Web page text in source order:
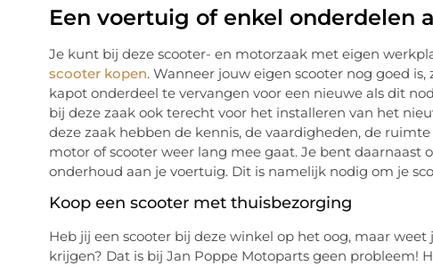
Een voertuig of enkel onderdelen
Je kunt bij deze scooter- en motorzaak met eigen
scooter kopen. Wanneer jouw eigen scooter nog goed
kapot onderdeel te vervangen voor een nieuwe als dit
bij deze zaak ook terecht voor het installeren van het
deze zaak hebben de kennis, de vaardigheden, de
motor of scooter weer lang mee gaat. Je bent
onderhoud aan je voertuig. Dit is namelijk nodig om je
Koop een scooter met thuisbezorging
Heb jij een scooter bij deze winkel op het oog, maar
krijgen? Dat is bij Jan Poppe Motoparts geen probleem!